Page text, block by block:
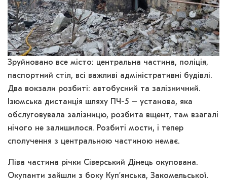
Зруйновано все місто: центральна частина, поліція,
паспортний стіл, всі важливі адміністративні будівлі.
Два вокзали розбиті: автобусний та залізничний.
Ізюмська дистанція шляху ПЧ-5 – установа, яка
обслуговувала залізницю, розбита вщент, там взагалі
нічого не залишилося. Розбиті мости, і тепер
сполучення з центральною частиною немає.
Ліва частина річки Сіверський Дінець окупована.
Окупанти зайшли з боку Куп’янська, Закомельської.